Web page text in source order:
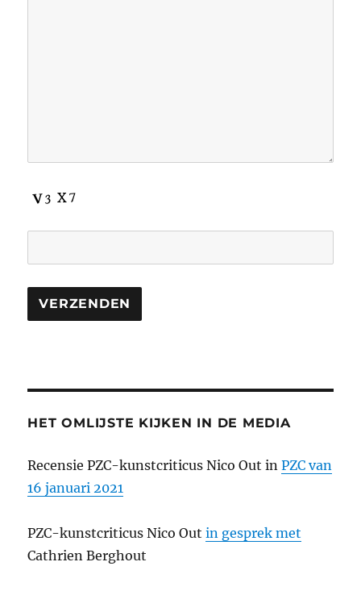
HET OMLIJSTE KIJKEN IN DE MEDIA
Recensie PZC-kunstcriticus Nico Out inPZC van
16 januari 2021
PZC-kunstcriticus Nico Outin gesprek met
Cathrien Berghout